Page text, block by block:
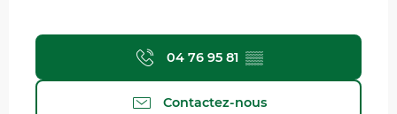
04 76 95 81 ▒▒
Contactez-nous